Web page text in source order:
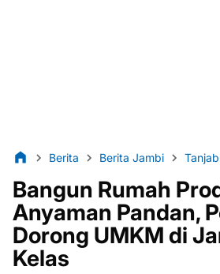
Berita Berita Jambi Tanjab
Bangun Rumah
Anyaman Pandan,
Dorong UMKM di
Kelas